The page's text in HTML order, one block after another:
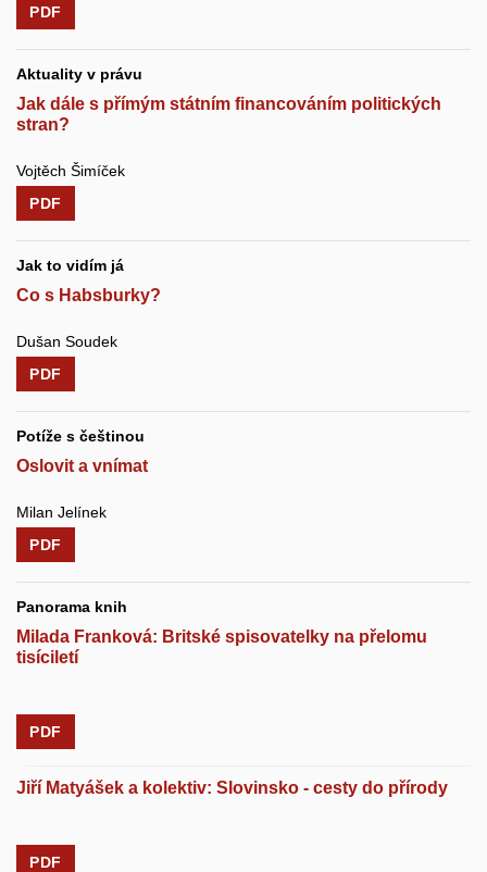
PDF
Aktuality v právu
Jak dále s přímým státním financováním politických
stran?
Vojtěch Šimíček
PDF
Jak to vidím já
Co s Habsburky?
Dušan Soudek
PDF
Potíže s češtinou
Oslovit a vnímat
Milan Jelínek
PDF
Panorama knih
Milada Franková: Britské spisovatelky na přelomu
tisíciletí
PDF
Jiří Matyášek a kolektiv: Slovinsko - cesty do přírody
PDF